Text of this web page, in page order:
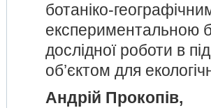
ботаніко-
експериментальною
дослідної роботи в
об’єктом для
Андрій Прокопів,